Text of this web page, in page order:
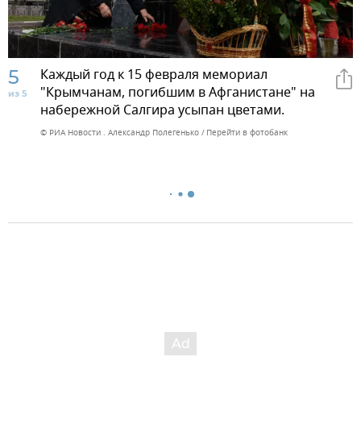
5
из 5
Каждый год к 15 февраля мемориал
"Крымчанам, погибшим в Афганистане" на
набережной Салгира усыпан цветами.
© РИА Новости . Александр Полегенько Перейти в фотобанк